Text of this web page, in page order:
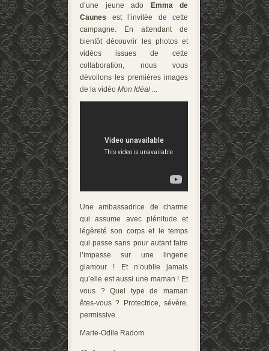
d’une jeune ado
Emma de
Caunes est l’invitée de cette
campagne. En attendant de
bientôt découvrir les photos et
vidéos issues de cette
collaboration, nous vous
dévoilons les premières images
de la vidéo Mon Idéal ...
Une ambassadrice de charme
qui assume avec plénitude et
légèreté son corps et le temps
qui passe sans pour autant faire
l’impasse sur une lingerie
glamour ! Et n’oublie jamais
qu’elle est aussi une maman ! Et
vous ? Quel type de maman
êtes-vous ? Protectrice, sévère,
permissive…
Marie-Odile Radom